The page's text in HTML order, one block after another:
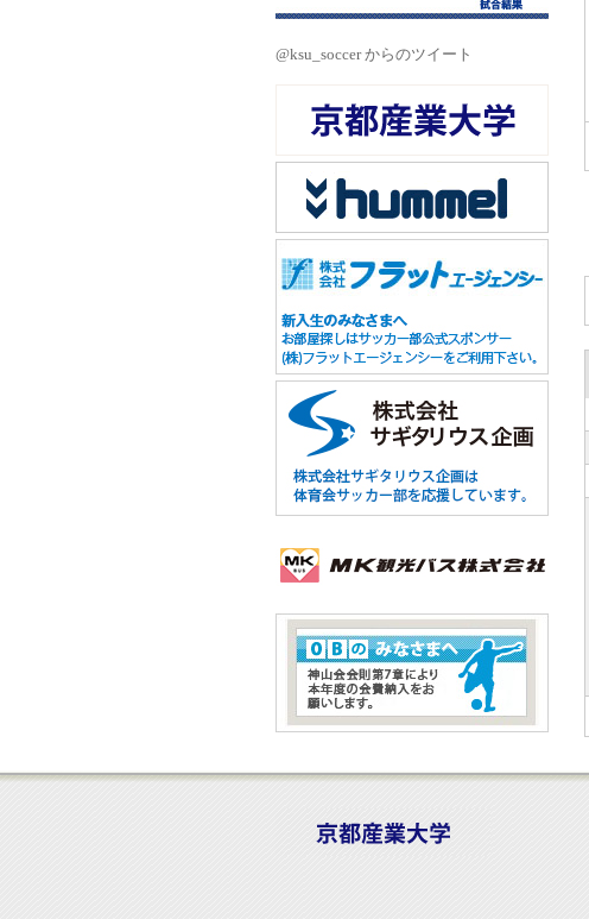
@ksu_soccer からのツイート